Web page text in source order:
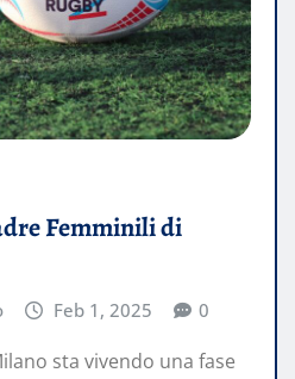
Femminili di
Feb 1, 2025 0
sta vivendo una fase